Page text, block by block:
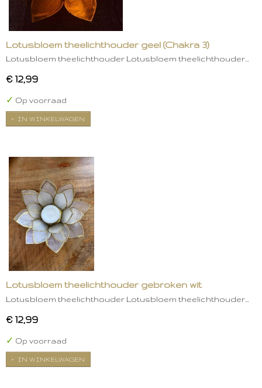
Lotusbloem theelichthouder geel (Chakra 3)
Lotusbloem theelichthouder Lotusbloem theelichthouder…
€ 12,99
✓ Op voorraad
IN WINKELWAGEN
Lotusbloem theelichthouder gebroken wit
Lotusbloem theelichthouder Lotusbloem theelichthouder…
€ 12,99
✓ Op voorraad
IN WINKELWAGEN